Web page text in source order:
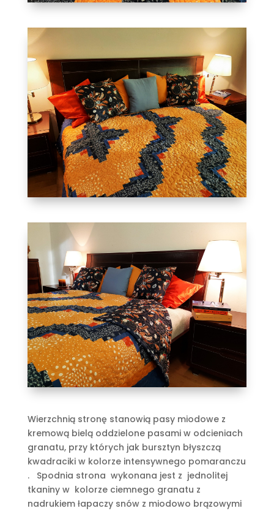
Wierzchnią stronę stanowią pasy miodowe z
kremową bielą oddzielone pasami w odcieniach
granatu, przy których jak bursztyn błyszczą
kwadraciki w kolorze intensywnego pomaranczu
. Spodnia strona wykonana jest z jednolitej
tkaniny w kolorze ciemnego granatu z
nadrukiem łapaczy snów z miodowo brązowymi